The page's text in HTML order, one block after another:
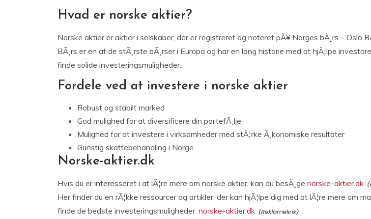
Hvad er norske aktier?
Norske aktier er aktier i selskaber, der er registreret og noteret pÃ¥ Norges bÃ¸rs – Oslo
BÃ¸rs er en af de stÃ¸rste bÃ¸rser i Europa og har en lang historie med at hjÃ¦lpe
finde solide investeringsmuligheder.
Fordele ved at investere i norske aktier
Robust og stabilt marked
God mulighed for at diversificere din portefÃ¸lje
Mulighed for at investere i virksomheder med stÃ¦rke Ã¸konomiske resultater
Gunstig skattebehandling i Norge
Norske-aktier.dk
Hvis du er interesseret i at lÃ¦re mere om norske aktier, kan du besÃ¸ge norske-aktier.dk
Her finder du en rÃ¦kke ressourcer og artikler, der kan hjÃ¦lpe dig med at lÃ¦re mere om
finde de bedste investeringsmuligheder. norske-aktier.dk